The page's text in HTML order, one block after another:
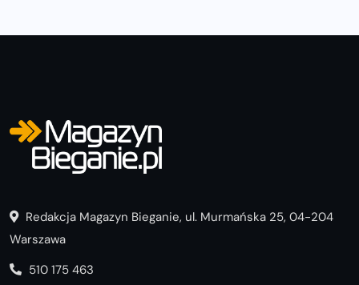
Redakcja Magazyn Bieganie, ul. Murmańska 25, 04-204
Warszawa
510 175 463